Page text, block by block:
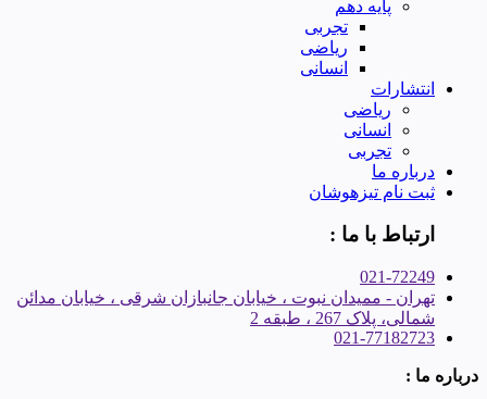
پایه دهم
تجربی
ریاضی
انسانی
انتشارات
ریاضی
انسانی
تجربی
درباره ما
ثبت نام تیزهوشان
ارتباط با ما :
021-72249
تهران - ممیدان نبوت ، خیابان جانبازان شرقی ، خیابان مدائن
شمالی، پلاک 267 ، طبقه 2
021-77182723
درباره ما :